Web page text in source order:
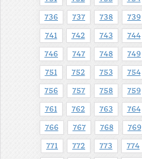
736 737 738 739
741 742 743 744
746 747 748 749
751 752 753 754
756 757 758 759
761 762 763 764
766 767 768 769
771 772 773 774